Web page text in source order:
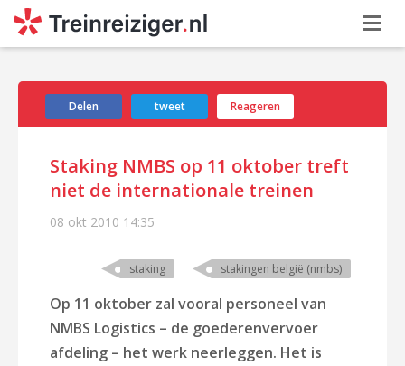
Delen tweet Reageren
Staking NMBS op 11 oktober treft
niet de internationale treinen
08 okt 2010 14:35
staking stakingen belgië (nmbs)
Op 11 oktober zal vooral personeel van
NMBS Logistics – de goederenvervoer
afdeling – het werk neerleggen. Het is